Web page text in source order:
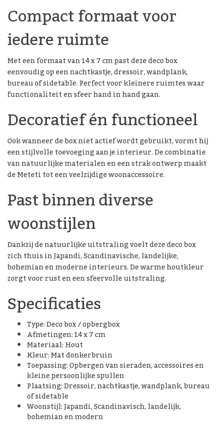
Compact formaat voor
iedere ruimte
Met een formaat van 14 x 7 cm past deze deco box
eenvoudig op een nachtkastje, dressoir, wandplank,
bureau of sidetable. Perfect voor kleinere ruimtes waar
functionaliteit en sfeer hand in hand gaan.
Decoratief én functioneel
Ook wanneer de box niet actief wordt gebruikt, vormt hij
een stijlvolle toevoeging aan je interieur. De combinatie
van natuurlijke materialen en een strak ontwerp maakt
de Meteti tot een veelzijdige woonaccessoire.
Past binnen diverse
woonstijlen
Dankzij de natuurlijke uitstraling voelt deze deco box
zich thuis in Japandi, Scandinavische, landelijke,
bohemian en moderne interieurs. De warme houtkleur
zorgt voor rust en een sfeervolle uitstraling.
Specificaties
Type: Deco box / opbergbox
Afmetingen: 14 x 7 cm
Materiaal: Hout
Kleur: Mat donkerbruin
Toepassing: Opbergen van sieraden, accessoires en
kleine persoonlijke spullen
Plaatsing: Dressoir, nachtkastje, wandplank, bureau
of sidetable
Woonstijl: Japandi, Scandinavisch, landelijk,
bohemian en modern